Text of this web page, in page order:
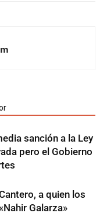
sanción a la Ley
pero el Gobierno
a quien los
Galarza»